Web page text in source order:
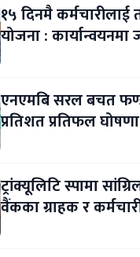
१५ दिनमै
योजना :
एनएमबि सरल बचत
प्रतिशत प्रतिफल घोषणा
ट्रांक्यूलिटि स्पामा
वैंकका ग्राहक र